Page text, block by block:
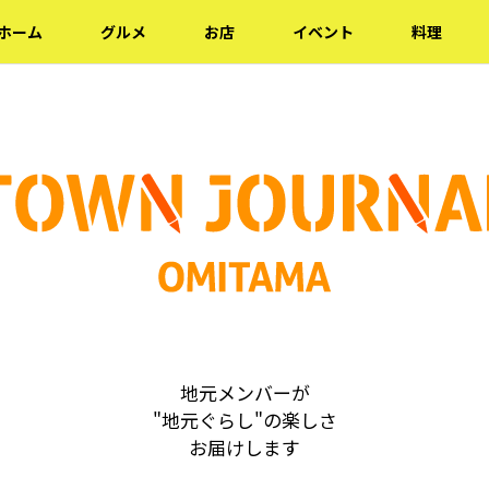
ーム グルメ お店 イベント 料理
地元メンバーが
"地元ぐらし"の楽しさ
お届けします